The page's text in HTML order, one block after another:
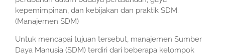
kepemimpinan, dan kebijakan dan praktik SDM.
(Manajemen SDM)
Untuk mencapai tujuan tersebut, manajemen Sumber
Daya Manusia (SDM) terdiri dari beberapa kelompok